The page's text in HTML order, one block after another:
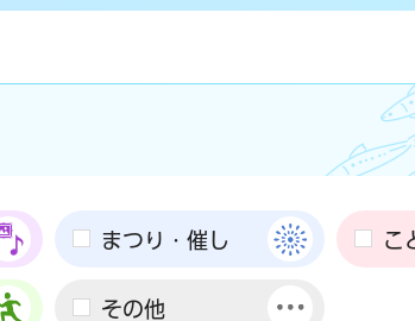
まつり・催し こ
その他